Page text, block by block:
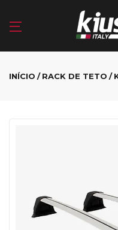
INÍCIO RACK DE TETO